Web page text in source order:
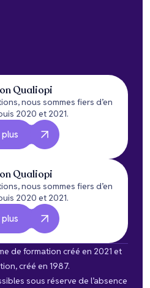
Qualiopi
nous sommes fiers d’en
2020 et 2021.
plus
Qualiopi
nous sommes fiers d’en
2020 et 2021.
plus
de formation créé en 2021 et
créé en 1987.
sous réserve de l’absence